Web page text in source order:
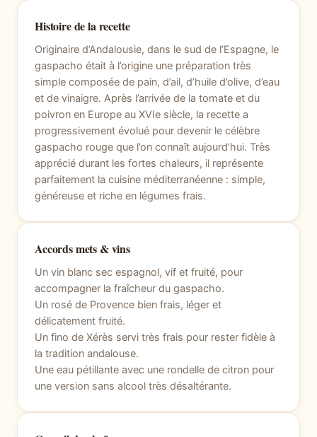
Histoire de la recette
Originaire d’Andalousie, dans le sud de l’Espagne, le
gaspacho était à l’origine une préparation très
simple composée de pain, d’ail, d’huile d’olive, d’eau
et de vinaigre. Après l’arrivée de la tomate et du
poivron en Europe au XVIe siècle, la recette a
progressivement évolué pour devenir le célèbre
gaspacho rouge que l’on connaît aujourd’hui. Très
apprécié durant les fortes chaleurs, il représente
parfaitement la cuisine méditerranéenne : simple,
généreuse et riche en légumes frais.
Accords mets & vins
Un vin blanc sec espagnol, vif et fruité, pour
accompagner la fraîcheur du gaspacho.
Un rosé de Provence bien frais, léger et
délicatement fruité.
Un fino de Xérès servi très frais pour rester fidèle à
la tradition andalouse.
Une eau pétillante avec une rondelle de citron pour
une version sans alcool très désaltérante.